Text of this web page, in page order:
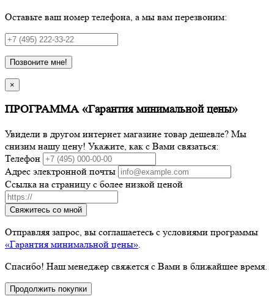
Оставьте ваш номер телефона, а мы вам перезвоним:
Позвоните мне!
×
ПРОГРАММА «Гарантия минимальной цены»
Увидели в другом интернет магазине товар дешевле? Мы
снизим нашу цену! Укажите, как с Вами связаться:
Телефон
Адрес электронной почты
Ссылка на страницу с более низкой ценой
Свяжитесь со мной
Отправляя запрос, вы соглашаетесь с условиями программы
«Гарантия минимальной цены»
Спасибо! Наш менеджер свяжется с Вами в ближайшее время.
Продолжить покупки